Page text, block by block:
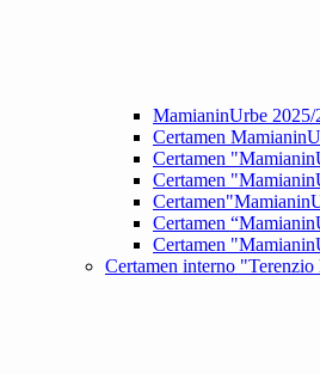
MamianinUrbe
Certamen
Certamen
Certamen
Certamen
Certamen
Certamen interno